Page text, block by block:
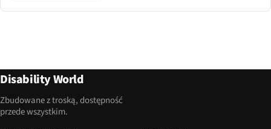
Disability World
Zbudowane z troską, dostępność
przede wszystkim.